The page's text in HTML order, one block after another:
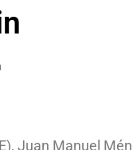
Juan Manuel